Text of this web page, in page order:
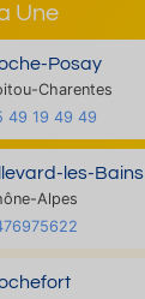
Une
Posay
Charentes
49 19 49 49
les-Bains
Alpes